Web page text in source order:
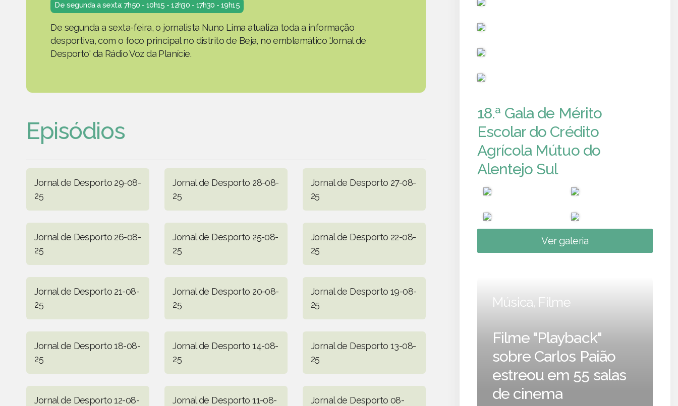
De segunda a sexta: 7h50 - 10h15 - 12h30 - 17h30 - 19h15
De segunda a sexta-feira, o jornalista Nuno Lima atualiza toda a informação
desportiva, com o foco principal no distrito de Beja, no emblemático 'Jornal de
Desporto' da Rádio Voz da Planície.
Episódios
Jornal de Desporto 29-08-
25
Jornal de Desporto 28-08-
25
Jornal de Desporto 27-08-
25
Jornal de Desporto 26-08-
25
Jornal de Desporto 25-08-
25
Jornal de Desporto 22-08-
25
Jornal de Desporto 21-08-
25
Jornal de Desporto 20-08-
25
Jornal de Desporto 19-08-
25
Jornal de Desporto 18-08-
25
Jornal de Desporto 14-08-
25
Jornal de Desporto 13-08-
25
Jornal de Desporto 12-08-
Jornal de Desporto 11-08-
Jornal de Desporto 08-
18.ª Gala de Mérito
Escolar do Crédito
Agrícola Mútuo do
Alentejo Sul
Ver galeria
Música, Filme
Filme "Playback"
sobre Carlos Paião
estreou em 55 salas
de cinema